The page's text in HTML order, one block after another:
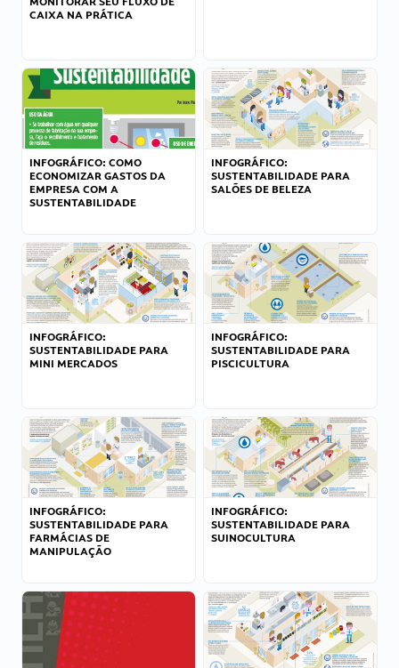
CAIXA NA PRÁTICA
INFOGRÁFICO: COMO
ECONOMIZAR GASTOS DA
EMPRESA COM A
SUSTENTABILIDADE
INFOGRÁFICO:
SUSTENTABILIDADE PARA
SALÕES DE BELEZA
INFOGRÁFICO:
SUSTENTABILIDADE PARA
MINI MERCADOS
INFOGRÁFICO:
SUSTENTABILIDADE PARA
PISCICULTURA
INFOGRÁFICO:
SUSTENTABILIDADE PARA
FARMÁCIAS DE
MANIPULAÇÃO
INFOGRÁFICO:
SUSTENTABILIDADE PARA
SUINOCULTURA